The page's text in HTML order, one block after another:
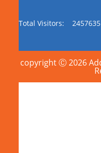
Total Visitors: 2457635
copyright Ⓒ 2026